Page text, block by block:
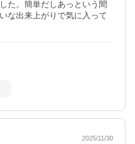
た。簡単だしあっという間
な出来上がりで気に入って
2025/11/30